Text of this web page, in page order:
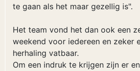
te gaan als het maar gezellig is".
Het team vond het dan ook een
weekend voor iedereen en zeker
herhaling vatbaar.
Om een indruk te krijgen zijn er